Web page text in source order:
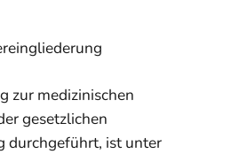
zur medizinischen
gesetzlichen
durchgeführt, ist unter